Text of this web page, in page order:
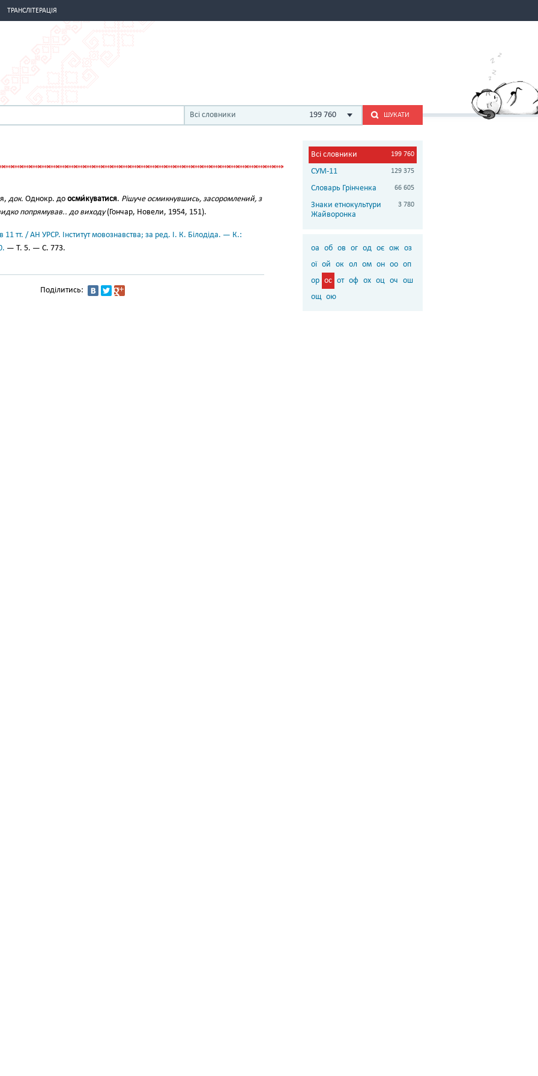
ТРАНСЛІТЕРАЦІЯ
Всі словники 199 760 ШУКАТИ
док. Однокр. до осми́куватися. Рішуче осмикнувшись, засоромлений, з
попрямував.. до виходу(Гончар, Новели, 1954, 151).
11 тт. / АН УРСР. Інститут мовознавства; за ред. І. К. Білодіда. — К.:
— Т. 5. — С. 773.
Поділитись:
Всі словники 199 760
СУМ-11 129 375
Словарь Грінченка 66 605
Знаки етнокультури
Жайворонка
3 780
оа об ов ог од оє ож оз
ої ой ок ол ом он оо оп
ор ос от оф ох оц оч ош
ощ ою